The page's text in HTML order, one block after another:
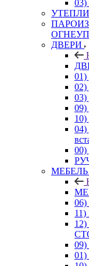
ДВЕРИ